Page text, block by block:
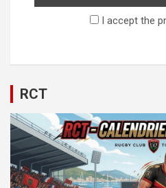
I accept the
RCT